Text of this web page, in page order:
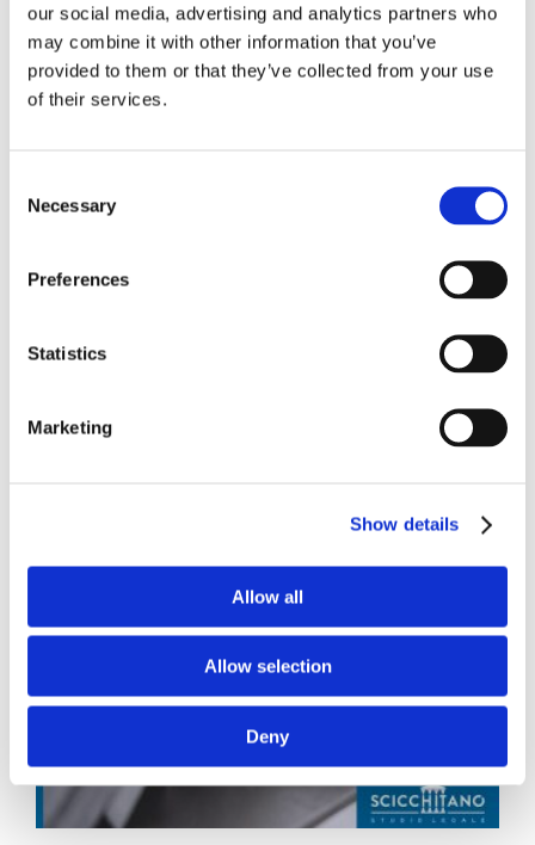
our social media, advertising and analytics partners who
may combine it with other information that you’ve
provided to them or that they’ve collected from your use
of their services.
Selection
Necessary
Preferences
Statistics
Marketing
Show details
Allow all
Allow selection
Deny
giudiziale
concordato preventivo previsto dagli artt. 160 e
segg. della Legge Fallimentare si realizza uno
imprenditoriale. In sostanza l’impresa continua,
0 Commenti
Continua a leggere